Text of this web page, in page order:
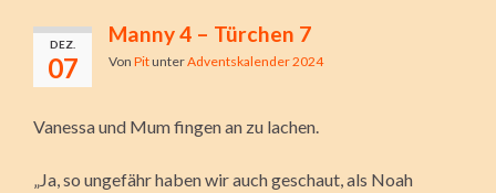
DEZ.
07
Manny 4 – Türchen 7
Von PitunterAdventskalender 2024
Vanessa und Mum fingen an zu lachen.
„Ja, so ungefähr haben wir auch geschaut, als Noah